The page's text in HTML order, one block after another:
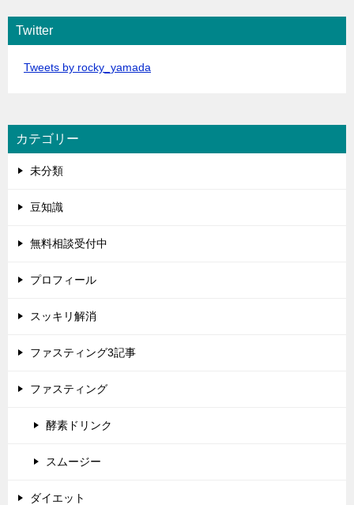
Twitter
Tweets by rocky_yamada
カテゴリー
未分類
豆知識
無料相談受付中
プロフィール
スッキリ解消
ファスティング3記事
ファスティング
酵素ドリンク
スムージー
ダイエット